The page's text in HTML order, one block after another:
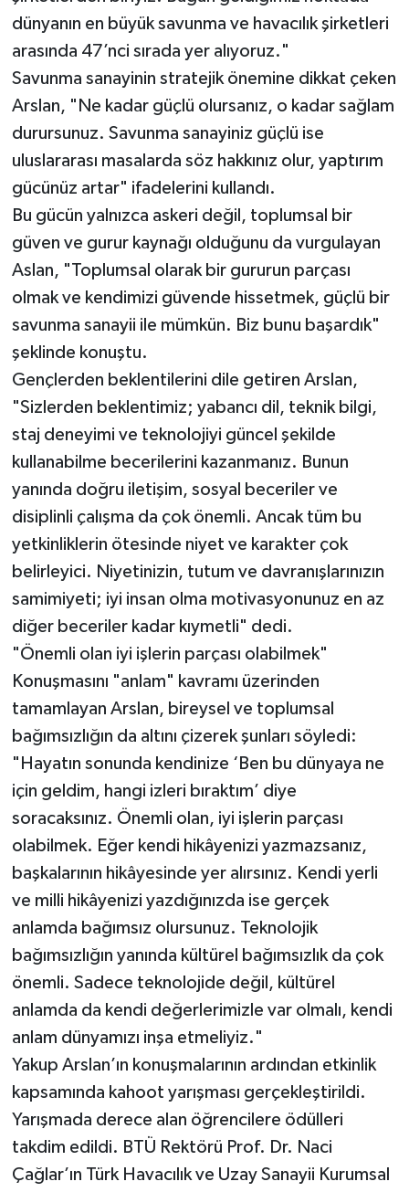
dünyanın en büyük savunma ve havacılık şirketleri
arasında 47’nci sırada yer alıyoruz."
Savunma sanayinin stratejik önemine dikkat çeken
Arslan, "Ne kadar güçlü olursanız, o kadar sağlam
durursunuz. Savunma sanayiniz güçlü ise
uluslararası masalarda söz hakkınız olur, yaptırım
gücünüz artar" ifadelerini kullandı.
Bu gücün yalnızca askeri değil, toplumsal bir
güven ve gurur kaynağı olduğunu da vurgulayan
Aslan, "Toplumsal olarak bir gururun parçası
olmak ve kendimizi güvende hissetmek, güçlü bir
savunma sanayii ile mümkün. Biz bunu başardık"
şeklinde konuştu.
Gençlerden beklentilerini dile getiren Arslan,
"Sizlerden beklentimiz; yabancı dil, teknik bilgi,
staj deneyimi ve teknolojiyi güncel şekilde
kullanabilme becerilerini kazanmanız. Bunun
yanında doğru iletişim, sosyal beceriler ve
disiplinli çalışma da çok önemli. Ancak tüm bu
yetkinliklerin ötesinde niyet ve karakter çok
belirleyici. Niyetinizin, tutum ve davranışlarınızın
samimiyeti; iyi insan olma motivasyonunuz en az
diğer beceriler kadar kıymetli" dedi.
"Önemli olan iyi işlerin parçası olabilmek"
Konuşmasını "anlam" kavramı üzerinden
tamamlayan Arslan, bireysel ve toplumsal
bağımsızlığın da altını çizerek şunları söyledi:
"Hayatın sonunda kendinize ‘Ben bu dünyaya ne
için geldim, hangi izleri bıraktım’ diye
soracaksınız. Önemli olan, iyi işlerin parçası
olabilmek. Eğer kendi hikâyenizi yazmazsanız,
başkalarının hikâyesinde yer alırsınız. Kendi yerli
ve milli hikâyenizi yazdığınızda ise gerçek
anlamda bağımsız olursunuz. Teknolojik
bağımsızlığın yanında kültürel bağımsızlık da çok
önemli. Sadece teknolojide değil, kültürel
anlamda da kendi değerlerimizle var olmalı, kendi
anlam dünyamızı inşa etmeliyiz."
Yakup Arslan’ın konuşmalarının ardından etkinlik
kapsamında kahoot yarışması gerçekleştirildi.
Yarışmada derece alan öğrencilere ödülleri
takdim edildi. BTÜ Rektörü Prof. Dr. Naci
Çağlar’ın Türk Havacılık ve Uzay Sanayii Kurumsal